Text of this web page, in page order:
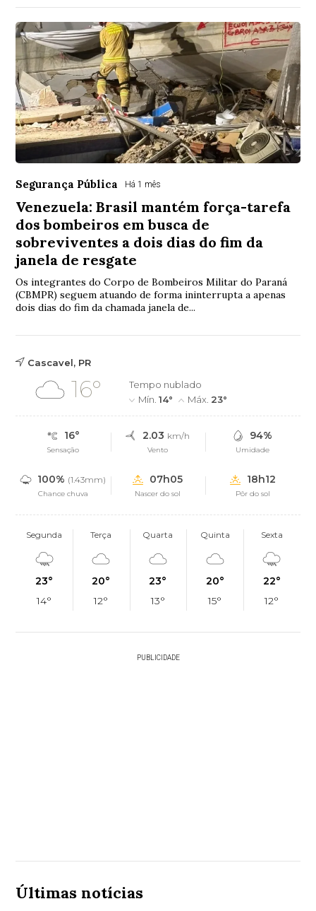
Segurança Pública Há 1 mês
Venezuela: Brasil mantém força-tarefa
dos bombeiros em busca de
sobreviventes a dois dias do fim da
janela de resgate
Os integrantes do Corpo de Bombeiros Militar do Paraná
(CBMPR) seguem atuando de forma ininterrupta a apenas
dois dias do fim da chamada janela de...
Cascavel, PR
16°
Tempo nublado
Mín.14° Máx. 23°
16°
Sensação
2.03 km/h
Vento
94%
Umidade
100% (1.43mm)
Chance chuva
07h05
Nascer do sol
18h12
Pôr do sol
Segunda
23°
14°
Terça
20°
12°
Quarta
23°
13°
Quinta
20°
15°
Sexta
22°
12°
PUBLICIDADE
Últimas notícias